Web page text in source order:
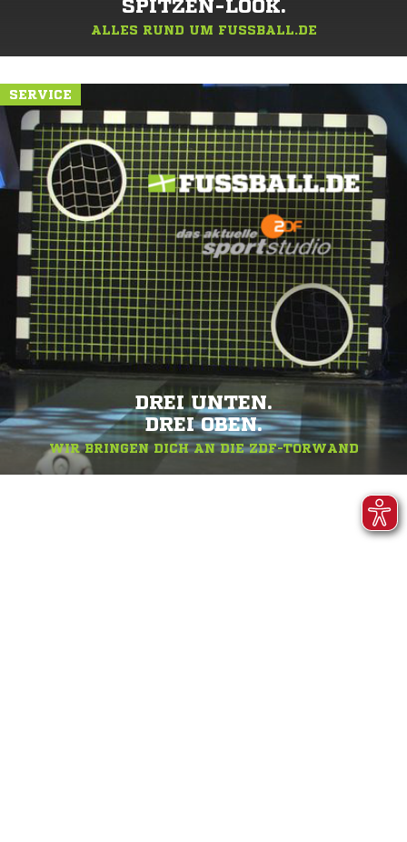
SPITZEN-LOOK.
ALLES RUND UM FUSSBALL.DE
SERVICE
DREI UNTEN.
DREI OBEN.
WIR BRINGEN DICH AN DIE ZDF-TORWAND